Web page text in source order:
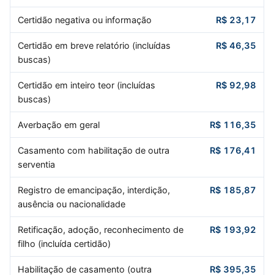
Certidão negativa ou informação R$ 23,17
Certidão em breve relatório (incluídas
buscas)
R$ 46,35
Certidão em inteiro teor (incluídas
buscas)
R$ 92,98
Averbação em geral R$ 116,35
Casamento com habilitação de outra
serventia
R$ 176,41
Registro de emancipação, interdição,
ausência ou nacionalidade
R$ 185,87
Retificação, adoção, reconhecimento de
filho (incluída certidão)
R$ 193,92
Habilitação de casamento (outra
R$ 395,35